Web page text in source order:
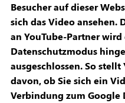
Besucher auf dieser
sich das Video ansehen.
an YouTube-Partner
Datenschutzmodus
ausgeschlossen. So
davon, ob Sie sich ein
Verbindung zum Google